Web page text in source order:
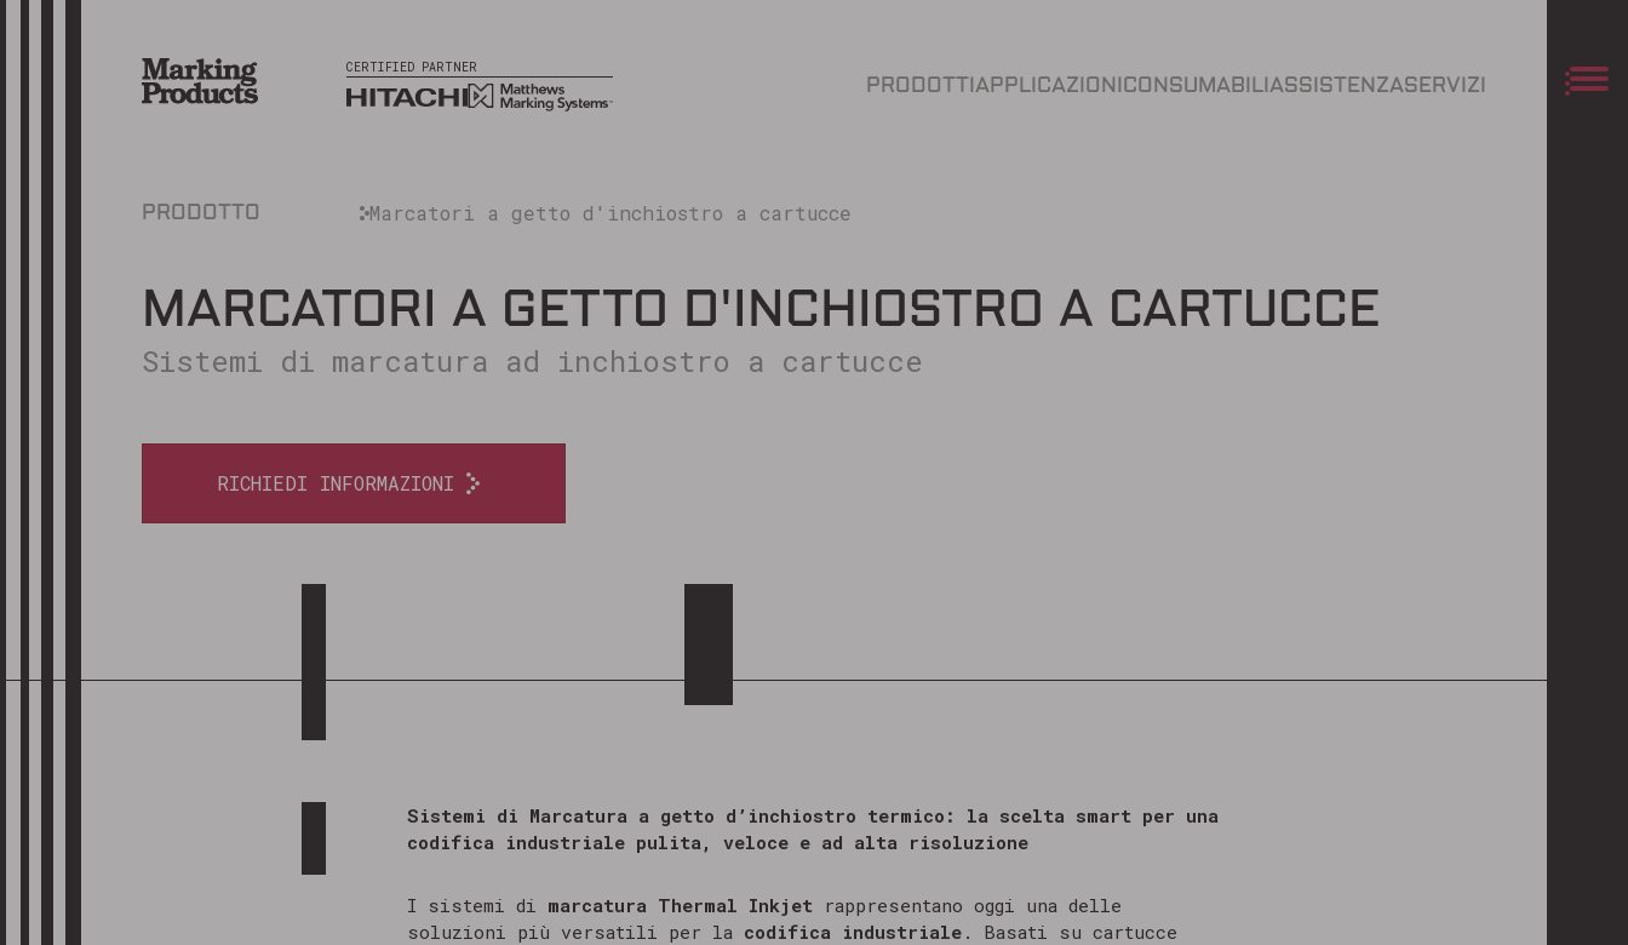
CERTIFIED PARTNER
PRODOTTIAPPLICAZIONICONSUMABILIASSISTENZASERVIZI
PRODOTTO Marcatori a getto d'inchiostro a cartucce
MARCATORI A GETTO D'INCHIOSTRO A CARTUCCE
Sistemi di marcatura ad inchiostro a cartucce
RICHIEDI INFORMAZIONI
Sistemi di Marcatura a getto d’inchiostro termico: la scelta smart per una
codifica industriale pulita, veloce e ad alta risoluzione
I sistemi di marcatura Thermal Inkjet rappresentano oggi una delle
soluzioni più versatili per la codifica industriale . Basati su cartucce